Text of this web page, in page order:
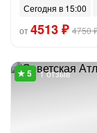
Сегодня в 15:00
от4513 ₽ 4750
1 отзыв